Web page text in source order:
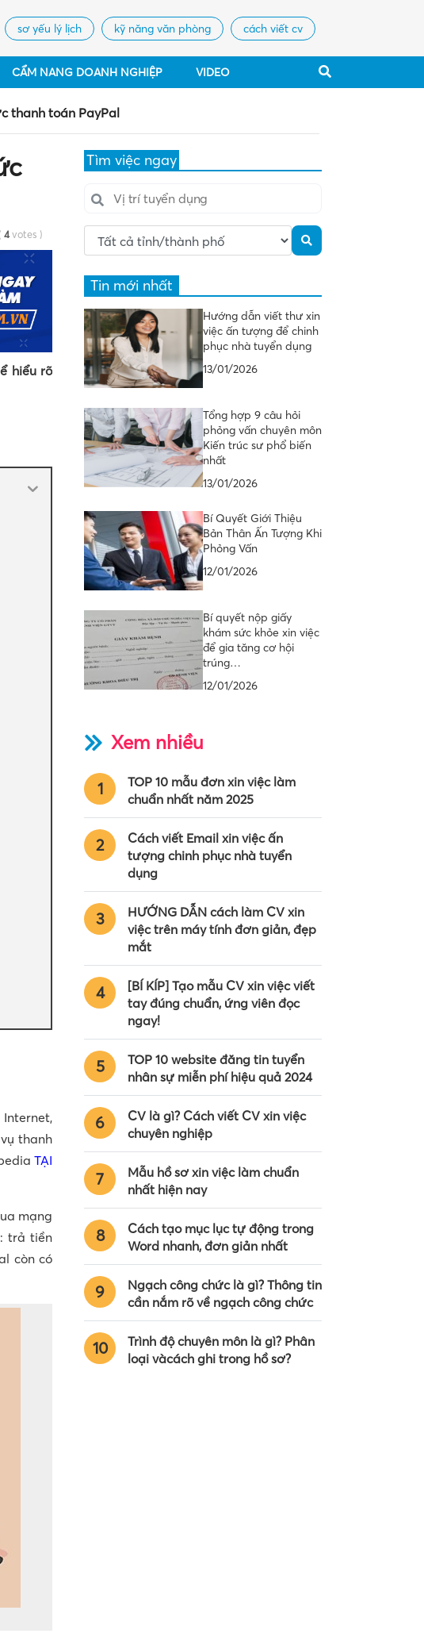
sơ yếu lý lịch kỹ năng văn phòng cách viết cv
CẨM NANG DOANH NGHIỆP VIDEO
thanh toán PayPal
( 4 votes )
hiểu rõ
thanh
TẠI
mạng
trả tiền
còn có
Tìm việc ngay
Tin mới nhất
Hướng dẫn viết thư xin
việc ấn tượng để chinh
phục nhà tuyển dụng
13/01/2026
Tổng hợp 9 câu hỏi
phỏng vấn chuyên môn
Kiến trúc sư phổ biến
nhất
13/01/2026
Bí Quyết Giới Thiệu
Bản Thân Ấn Tượng Khi
Phỏng Vấn
12/01/2026
Bí quyết nộp giấy
khám sức khỏe xin việc
để gia tăng cơ hội
trúng…
12/01/2026
Xem nhiều
1
TOP 10 mẫu đơn xin việc làm
chuẩn nhất năm 2025
2
Cách viết Email xin việc ấn
tượng chinh phục nhà tuyển
dụng
3
HƯỚNG DẪN cách làm CV xin
việc trên máy tính đơn giản, đẹp
mắt
4
[BÍ KÍP] Tạo mẫu CV xin việc viết
tay đúng chuẩn, ứng viên đọc
ngay!
5
TOP 10 website đăng tin tuyển
nhân sự miễn phí hiệu quả 2024
6
CV là gì? Cách viết CV xin việc
chuyên nghiệp
7
Mẫu hồ sơ xin việc làm chuẩn
nhất hiện nay
8
Cách tạo mục lục tự động trong
Word nhanh, đơn giản nhất
9
Ngạch công chức là gì? Thông tin
cần nắm rõ về ngạch công chức
10
Trình độ chuyên môn là gì? Phân
loại vàcách ghi trong hồ sơ?